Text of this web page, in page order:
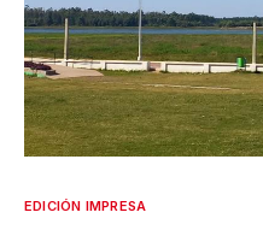
EDICIÓN IMPRESA